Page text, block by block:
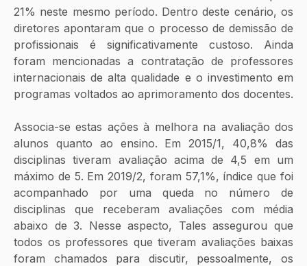
21% neste mesmo período. Dentro deste cenário, os
diretores apontaram que o processo de demissão de
profissionais é significativamente custoso. Ainda
foram mencionadas a contratação de professores
internacionais de alta qualidade e o investimento em
programas voltados ao aprimoramento dos docentes.
Associa-se estas ações à melhora na avaliação dos
alunos quanto ao ensino. Em 2015/1, 40,8% das
disciplinas tiveram avaliação acima de 4,5 em um
máximo de 5. Em 2019/2, foram 57,1%, índice que foi
acompanhado por uma queda no número de
disciplinas que receberam avaliações com média
abaixo de 3. Nesse aspecto, Tales assegurou que
todos os professores que tiveram avaliações baixas
foram chamados para discutir, pessoalmente, os